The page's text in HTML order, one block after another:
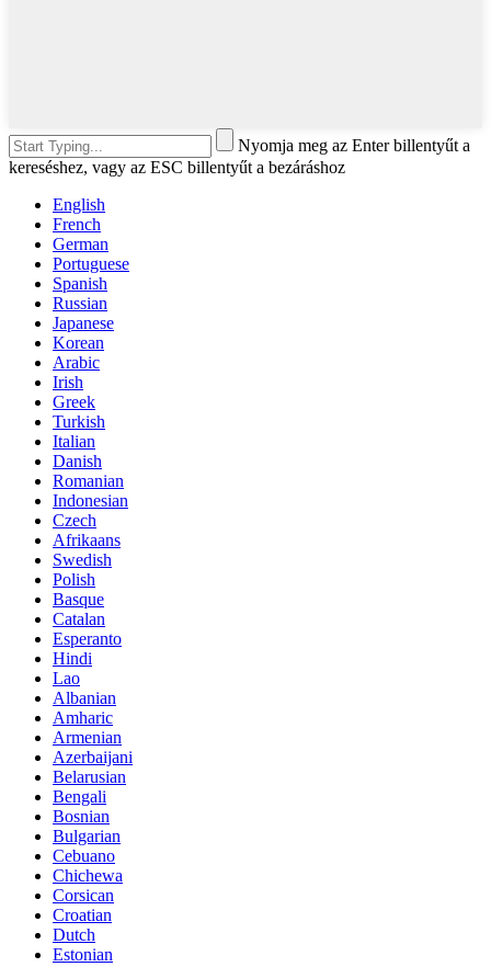
Nyomja meg az Enter billentyűt a
kereséshez, vagy az ESC billentyűt a bezáráshoz
English
French
German
Portuguese
Spanish
Russian
Japanese
Korean
Arabic
Irish
Greek
Turkish
Italian
Danish
Romanian
Indonesian
Czech
Afrikaans
Swedish
Polish
Basque
Catalan
Esperanto
Hindi
Lao
Albanian
Amharic
Armenian
Azerbaijani
Belarusian
Bengali
Bosnian
Bulgarian
Cebuano
Chichewa
Corsican
Croatian
Dutch
Estonian